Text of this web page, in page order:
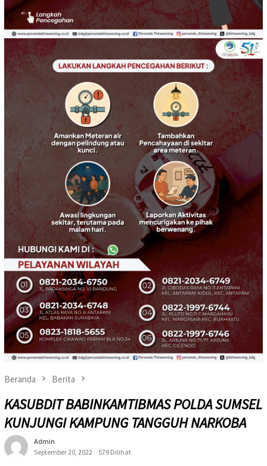
Beranda Berita
KASUBDIT BABINKAMTIBMAS POLDA SUMSEL
KUNJUNGI KAMPUNG TANGGUH NARKOBA
Admin
September 20, 2022
579 Dilihat